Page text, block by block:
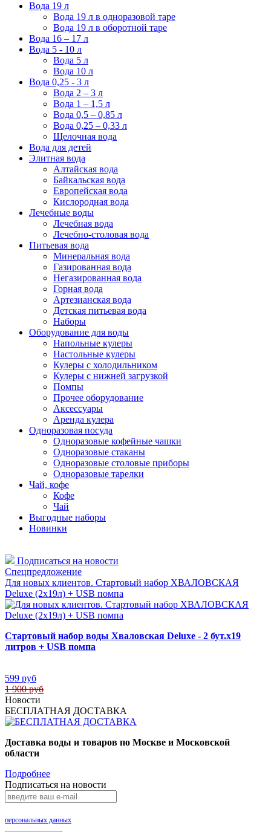
Вода 19 л
Вода 19 л в одноразовой таре
Вода 19 л в оборотной таре
Вода 16 – 17 л
Вода 5 - 10 л
Вода 5 л
Вода 10 л
Вода 0,25 - 3 л
Вода 2 – 3 л
Вода 1 – 1,5 л
Вода 0,5 – 0,85 л
Вода 0,25 – 0,33 л
Щелочная вода
Вода для детей
Элитная вода
Алтайская вода
Байкальская вода
Европейская вода
Кислородная вода
Лечебные воды
Лечебная вода
Лечебно-столовая вода
Питьевая вода
Минеральная вода
Газированная вода
Негазированная вода
Горная вода
Артезианская вода
Детская питьевая вода
Наборы
Оборудование для воды
Напольные кулеры
Настольные кулеры
Кулеры с холодильником
Кулеры с нижней загрузкой
Помпы
Прочее оборудование
Аксессуары
Аренда кулера
Одноразовая посуда
Одноразовые кофейные чашки
Одноразовые стаканы
Одноразовые столовые приборы
Одноразовые тарелки
Чай, кофе
Кофе
Чай
Выгодные наборы
Новинки
Подписаться на новости
Спецпредложение
Для новых клиентов. Стартовый набор ХВАЛОВСКАЯ
Deluxe (2х19л) + USB помпа
Стартовый набор воды Хваловская Deluxe - 2 бут.х19
литров + USB помпа
599 руб
1 900 руб
Новости
БЕСПЛАТНАЯ ДОСТАВКА
Доставка воды и товаров по Москве и Московской
области
Подробнее
Подписаться на новости
персональных данных